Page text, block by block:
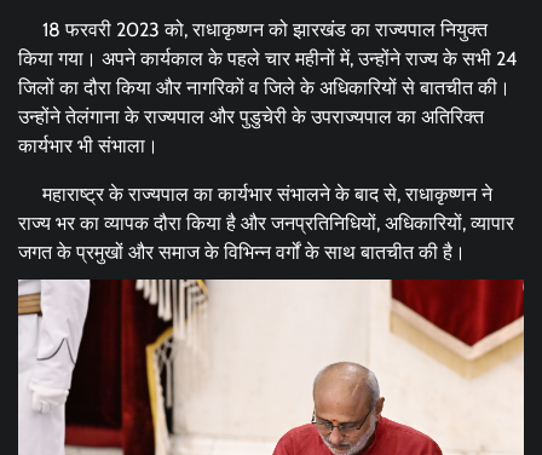
18 फरवरी 2023 को, राधाकृष्णन को झारखंड का राज्यपाल नियुक्त
किया गया। अपने कार्यकाल के पहले चार महीनों में, उन्होंने राज्य के सभी 24
जिलों का दौरा किया और नागरिकों व जिले के अधिकारियों से बातचीत की।
उन्होंने तेलंगाना के राज्यपाल और पुडुचेरी के उपराज्यपाल का अतिरिक्त
कार्यभार भी संभाला।
महाराष्ट्र के राज्यपाल का कार्यभार संभालने के बाद से, राधाकृष्णन ने
राज्य भर का व्यापक दौरा किया है और जनप्रतिनिधियों, अधिकारियों, व्यापार
जगत के प्रमुखों और समाज के विभिन्न वर्गों के साथ बातचीत की है।